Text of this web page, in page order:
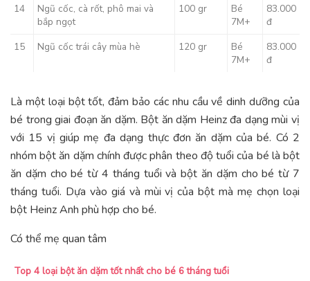
14
Ngũ cốc, cà rốt, phô mai và
bắp ngọt
100 gr
Bé
7M+
83.000
đ
15
Ngũ cốc trái cây mùa hè 120 gr
Bé
7M+
83.000
đ
Là một loại bột tốt, đảm bảo các nhu cầu về dinh dưỡng của
bé trong giai đoạn ăn dặm. Bột ăn dặm Heinz đa dạng mùi vị
với 15 vị giúp mẹ đa dạng thực đơn ăn dặm của bé. Có 2
nhóm bột ăn dặm chính được phân theo độ tuổi của bé là bột
ăn dặm cho bé từ 4 tháng tuổi và bột ăn dặm cho bé từ 7
tháng tuổi. Dựa vào giá và mùi vị của bột mà mẹ chọn loại
bột Heinz Anh phù hợp cho bé.
Có thể mẹ quan tâm
Top 4 loại bột ăn dặm tốt nhất cho bé 6 tháng tuổi